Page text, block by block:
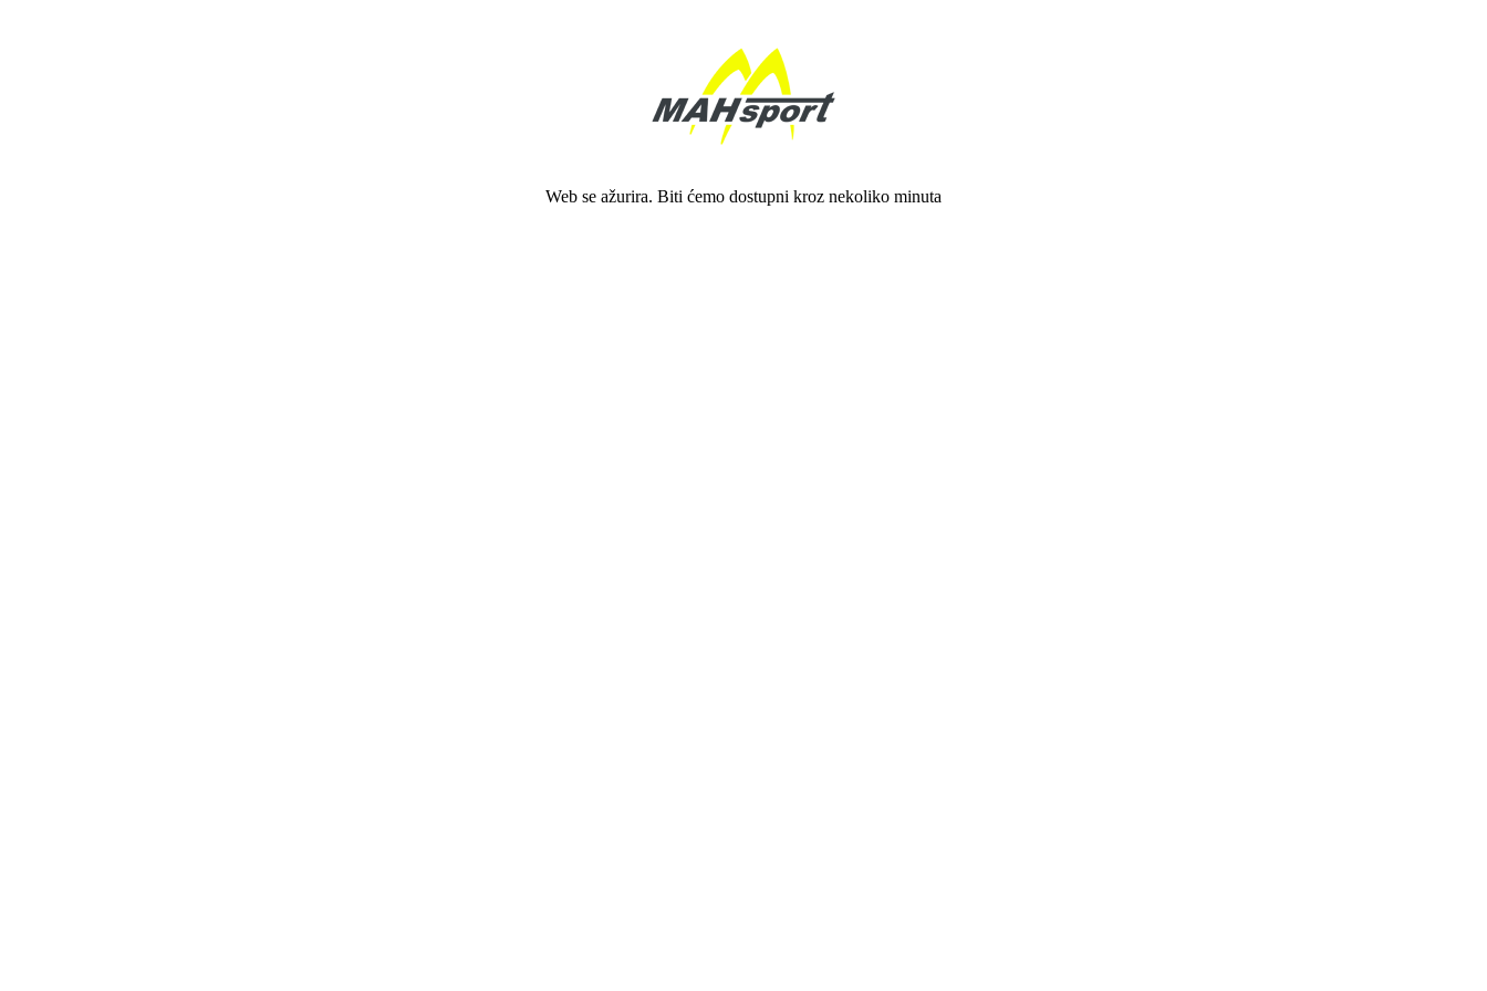
Web se ažurira. Biti ćemo dostupni kroz nekoliko minuta